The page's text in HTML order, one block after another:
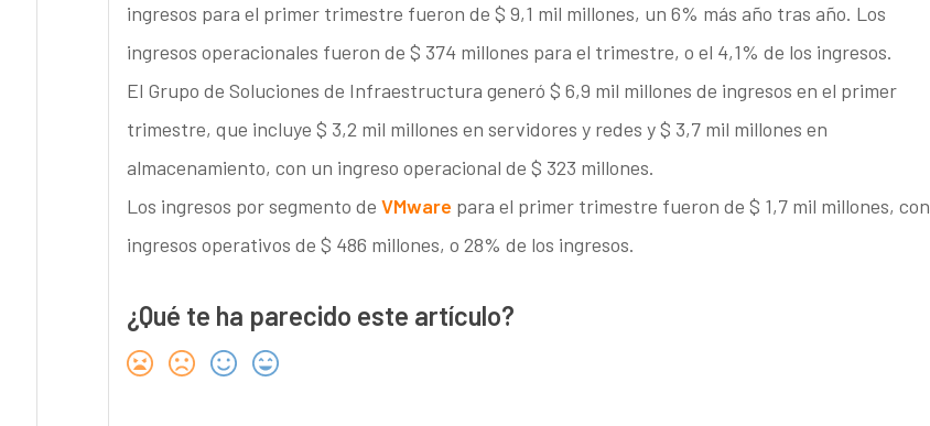
ingresos para el primer trimestre fueron de $ 9,1 mil millones, un 6% más año tras año. Los
ingresos operacionales fueron de $ 374 millones para el trimestre, o el 4,1% de los ingresos.
El Grupo de Soluciones de Infraestructura generó $ 6,9 mil millones de ingresos en el primer
trimestre, que incluye $ 3,2 mil millones en servidores y redes y $ 3,7 mil millones en
almacenamiento, con un ingreso operacional de $ 323 millones.
Los ingresos por segmento de VMware para el primer trimestre fueron de $ 1,7 mil millones, con
ingresos operativos de $ 486 millones, o 28% de los ingresos.
¿Qué te ha parecido este artículo?